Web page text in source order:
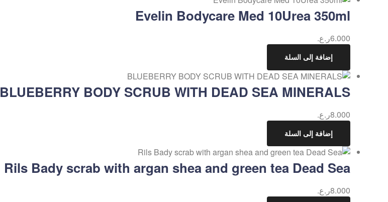
Evelin Bodycare Med 10Urea 350ml
6.000ر.ع.
إضافة إلى السلة
BLUEBERRY BODY SCRUB WITH DEAD SEA MINERALS
8.000ر.ع.
إضافة إلى السلة
Rils Bady scrab with argan shea and green tea Dead Sea
8.000ر.ع.